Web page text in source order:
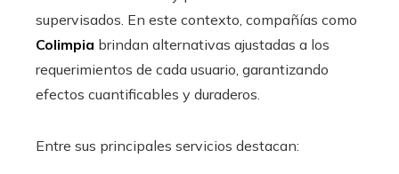
supervisados. En este contexto, compañías como
Colimpia brindan alternativas ajustadas a los
requerimientos de cada usuario, garantizando
efectos cuantificables y duraderos.
Entre sus principales servicios destacan: